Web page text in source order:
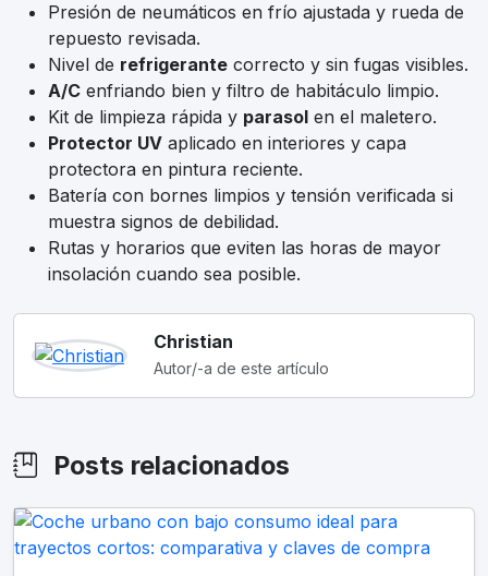
Presión de neumáticos en frío ajustada y rueda de
repuesto revisada.
Nivel de refrigerante correcto y sin fugas visibles.
A/C enfriando bien y filtro de habitáculo limpio.
Kit de limpieza rápida y parasol en el maletero.
Protector UV aplicado en interiores y capa
protectora en pintura reciente.
Batería con bornes limpios y tensión verificada si
muestra signos de debilidad.
Rutas y horarios que eviten las horas de mayor
insolación cuando sea posible.
Christian
Autor/-a de este artículo
Posts relacionados